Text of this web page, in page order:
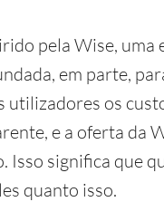
pela Wise,
em parte,
utilizadores os
e a oferta da
Isso significa que
quanto isso.